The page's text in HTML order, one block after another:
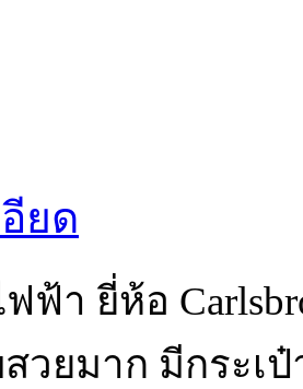
ยด
ฟ้า ยี่ห้อ
วยมาก มีกระเ